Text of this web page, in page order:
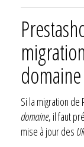
domaine
Si la migration de
domaine, il faut
mise à jour des